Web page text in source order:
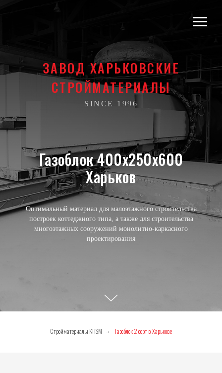
ЗАВОД ХАРЬКОВСКИЕ
СТРОЙМАТЕРИАЛЫ
SINCE 1996
Газоблок 400х250х600
Харьков
Оптимальный материал для малоэтажного строительства
построек коттеджного типа, а также для строительства
многоэтажных сооружений монолитно-каркасного
проектирования
Стройматериалы KHSM → Газоблок 2 сорт в Харькове